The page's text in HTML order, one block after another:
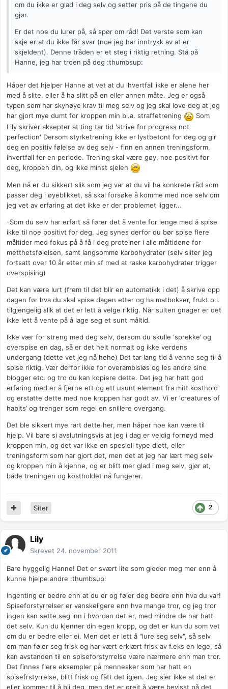
om du ikke er glad i deg selv og setter pris på de tingene du
gjør.
Er det noe du lurer på, så spør om råd! Det verste som kan
skje er at du ikke får svar (noe jeg har inntrykk av at er
skjeldent). Denne tråden er et steg i riktig retning. Stå på
Hanne, jeg har troen på deg :thumbsup:
Håper det hjelper Hanne at vet at du ihvertfall ikke er alene her
med å slite, eller å ha slitt på en eller annen måte. Jeg er også
typen som har skyhøye krav til meg selv og jeg skal love deg at jeg
har gjort mye dumt for kroppen min bl.a. straffetrening
Som
Lily skriver aksepter at ting tar tid 'strive for progress not
perfection' Dersom styrketrening ikke er lystbetont for deg og gir
deg en positiv følelse av deg selv - finn en annen treningsform,
ihvertfall for en periode. Trening skal være gøy, noe positivt for
deg, kroppen din, og ikke minst sjelen
Men nå er du sikkert slik som jeg var at du vil ha konkrete råd som
passer deg i øyeblikket, så skal forsøke å komme med noe selv om
jeg vet av erfaring at det ikke er der problemet ligger...
-Som du selv har erfart så fører det å vente for lenge med å spise
ikke til noe positivt for deg. Jeg synes derfor du bør spise flere
måltider med fokus på å få i deg proteiner i alle måltidene for
metthetsfølelsen, samt langsomme karbohydrater (selv sliter jeg
fortsatt over 10 år etter min sf med at raske karbohydrater trigger
overspising)
Det kan være lurt (frem til det blir en automatikk i det) å skrive opp
dagen før hva du skal spise dagen etter og ha matbokser, frukt o.l.
tilgjengelig slik at det er lett å velge riktig. Når sulten gnager er det
ikke lett å vente på å lage seg et sunt måltid.
Ikke vær for streng med deg selv, dersom du skulle ‘sprekke’ og
overspise en dag, så er det helt normalt og ikke verdens
undergang (dette vet jeg nå hehe) Det tar lang tid å venne seg til å
spise riktig. Vær derfor ikke for overambisiøs og les andre sine
blogger etc. og tro du kan kopiere dette. Det jeg har hatt god
erfaring med er å fjerne ett og ett usunt element fra mitt kosthold
og erstatte dette med noe kroppen har godt av. Vi er ‘creatures of
habits’ og trenger som regel en snillere overgang.
Det ble sikkert mye rart dette her, men håper noe kan være til
hjelp. Vil bare si avslutningsvis at jeg i dag er veldig fornøyd med
kroppen min, og det var ikke en spesiell type diett, eller
treningsform som har gjort det, men det at jeg har lært meg selv
og kroppen min å kjenne, og er blitt mer glad i meg selv, gjør at,
både treningen og kostholdet nå fungerer.
2
Siter
Lily
Skrevet 24. november 2011
Bare hyggelig Hanne! Det er svært lite som gleder meg mer enn å
kunne hjelpe andre :thumbsup:
Ingenting er bedre enn at du er og føler deg bedre enn hva du var!
Spiseforstyrrelser er vanskeligere enn hva mange tror, og jeg tror
ingen kan sette seg inn i hvordan det er, med mindre de har hatt
det selv. Kun du kjenner din egen kropp, og det er kun du som vet
om du er bedre eller ei. Men det er lett å "lure seg selv", så selv
om man føler seg frisk og har vært erklært frisk av f.eks en lege, så
kan avstanden til en spiseforstyrrelse være nærmere enn man tror.
Det finnes flere eksempler på mennesker som har hatt en
spisefrstyrrelse, blitt frisk og fått det igjen. Jeg sier ikke at det er
eller kommer til å bli deg, men det er greit å være bevisst på det